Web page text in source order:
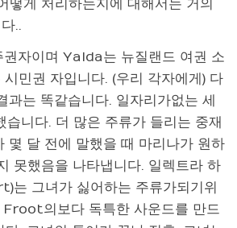
떻게 처리하는지에 대해서는 거의
..
자이며 Yalda는 뉴질랜드 여권 소
민권 자입니다. (우리 각자에게) 다
과는 똑같습니다. 일자리가없는 세
니다. 더 많은 주류가 들리는 중재
달 전에 말했을 때 마리나가 원하
못했음을 나타냅니다. 일렉트라 하
그녀가 싫어하는 주류가되기위
Froot의보다 독특한 사운드를 만드